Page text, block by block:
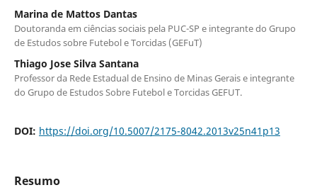
Marina de Mattos Dantas
Doutoranda em ciências sociais pela PUC-SP e integrante do Grupo
de Estudos sobre Futebol e Torcidas (GEFuT)
Thiago Jose Silva Santana
Professor da Rede Estadual de Ensino de Minas Gerais e integrante
do Grupo de Estudos Sobre Futebol e Torcidas GEFUT.
DOI: https://doi.org/10.5007/2175-8042.2013v25n41p13
Resumo